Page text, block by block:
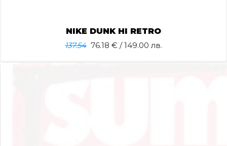
NIKE DUNK HI RETRO
137.54 76.18 € / 149.00 лв.